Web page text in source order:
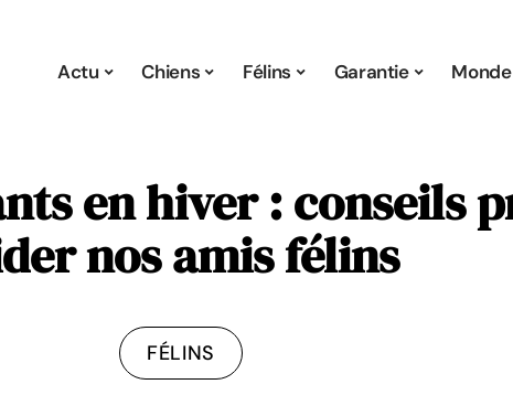
Actu Chiens Félins Garantie
en hiver : conseils
nos amis félins
FÉLINS